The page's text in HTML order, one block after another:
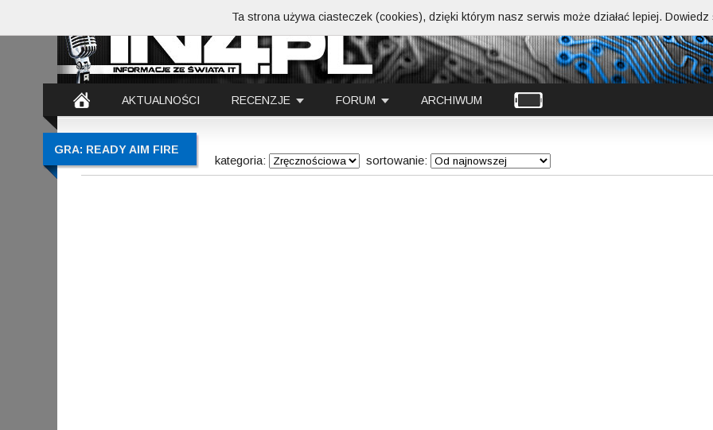
AKTUALNOŚCI RECENZJE FORUM ARCHIWUM
GRA: READY AIM FIRE
kategoria: sortowanie:
Ta strona używa ciasteczek (cookies), dzięki którym nasz serwis może działać lepiej. Dowiedz